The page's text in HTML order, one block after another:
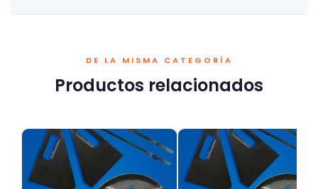
DE LA MISMA CATEGORÍA
Productos relacionados